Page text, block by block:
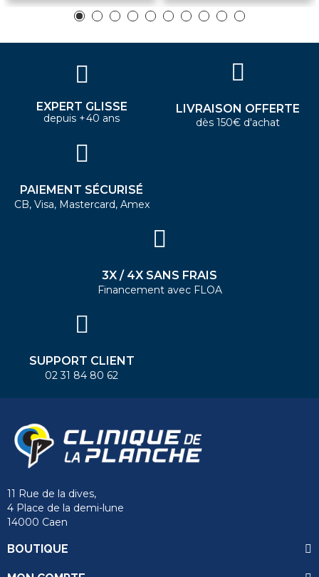
EXPERT GLISSE
depuis +40 ans
LIVRAISON OFFERTE
dès 150€ d'achat
PAIEMENT SÉCURISÉ
CB, Visa, Mastercard, Amex
3X / 4X SANS FRAIS
Financement avec FLOA
SUPPORT CLIENT
02 31 84 80 62
11 Rue de la dives,
4 Place de la demi-lune
14000 Caen
BOUTIQUE